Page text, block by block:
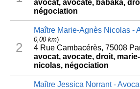
avocat, avocate, babaka,
négociation
2
Maître Marie‑Agnès Nicolas -
0,00 km)
4 Rue Cambacérès, 75008
avocat, avocate, droit,
nicolas, négociation
Maître Jessica Norrant -